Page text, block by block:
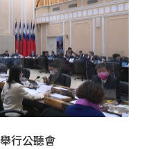
行公聽會